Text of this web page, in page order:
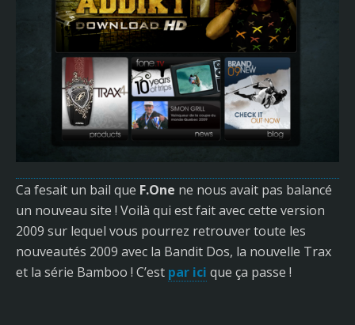
Ca fesait un bail que F.One ne nous avait pas balancé
un nouveau site ! Voilà qui est fait avec cette version
2009 sur lequel vous pourrez retrouver toute les
nouveautés 2009 avec la Bandit Dos, la nouvelle Trax
et la série Bamboo ! C’est par ici que ça passe !